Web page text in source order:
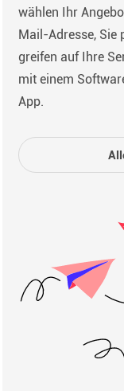
wählen Ihr
Mail-Adresse, Sie
greifen auf Ihre
mit einem
App.